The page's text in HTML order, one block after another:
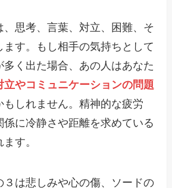
、思考、言葉、対立、困難、そ
ます。もし相手の気持ちとして
多く出た場合、あの人はあなた
立やコミュニケーションの問題
もしれません。精神的な疲労
に冷静さや距離を求めている
す。
３は悲しみや心の傷、ソードの